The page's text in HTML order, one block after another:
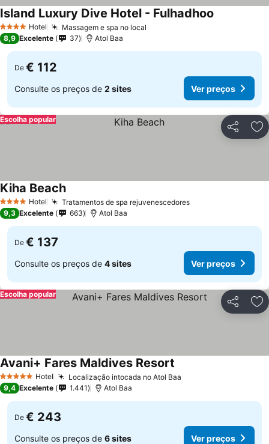
4 EstrelasHotel Massagem e spa no local
Island Luxury Dive Hotel - Fulhadhoo
8,9 Excelente 37 Atol Baa
De € 112
Consulte os preços de 2 sites Ver preços
Partilhar
Escolha popular
4 EstrelasHotel Tratamentos de spa rejuvenescedoresVer preços
Kiha BeachVer preços
9,3 Excelente 663 Atol Baa
De € 137
Consulte os preços de 4 sites Ver preços
Partilhar
Escolha popular
5 Estrelas Hotel Localização intocada no Atol Baa
Avani+ Fares Maldives Resort
9,4 Excelente 1.441 Atol Baa
De € 243
Consulte os preços de 6 sites Ver preços